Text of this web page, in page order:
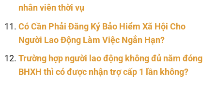
nhân viên thời vụ
Có Cần Phải Đăng Ký Bảo Hiểm Xã Hội Cho
Người Lao Động Làm Việc Ngắn Hạn?
Trường hợp người lao động không đủ năm đóng
BHXH thì có được nhận trợ cấp 1 lần không?